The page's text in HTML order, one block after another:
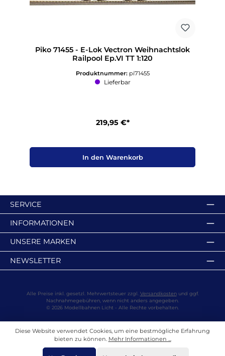
Piko 71455 - E-Lok Vectron Weihnachtslok
Railpool Ep.VI TT 1:120
Produktnummer: pi71455
Lieferbar
219,95 €*
In den Warenkorb
SERVICE
INFORMATIONEN
UNSERE MARKEN
NEWSLETTER
Alle Preise inkl. gesetzl. Mehrwertsteuer zzgl. Versandkostenund ggf.
Nachnahmegebühren, wenn nicht anders angegeben.
© 2026 Modellbahnen Licht - Alle Rechte vorbehalten.
Diese Website verwendet Cookies, um eine bestmögliche Erfahrung
bieten zu können. Mehr Informationen ...